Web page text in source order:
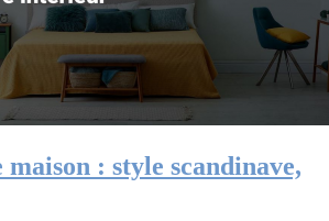
: style scandinave,